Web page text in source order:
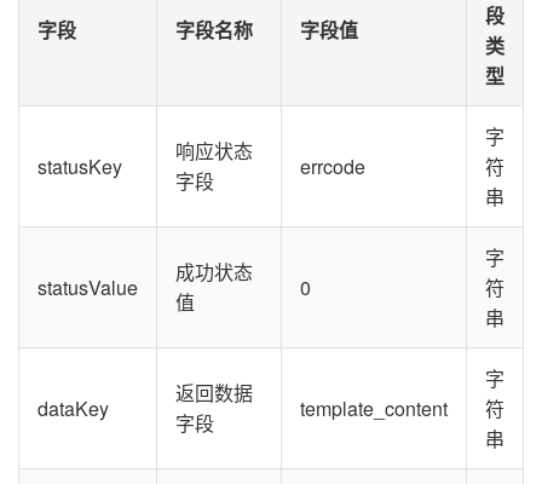
字段 字段名称 字段值
段
类
型
statusKey
响应状态
字段
errcode
字
符
串
statusValue
成功状态
值
0
字
符
串
dataKey
返回数据
字段
template_content
字
符
串